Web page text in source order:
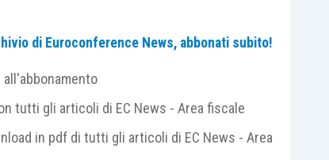
che genera valore”?
è il punto di arrivo, ma il punto di partenza.
informazioni preziose sui processi
che il management spesso non riesce a
indipendente, formato e metodico, può
di Euroconference News, abbonati subito!
all'abbonamento
tutti gli articoli di EC News - Area fiscale
in pdf di tutti gli articoli di EC News - Area